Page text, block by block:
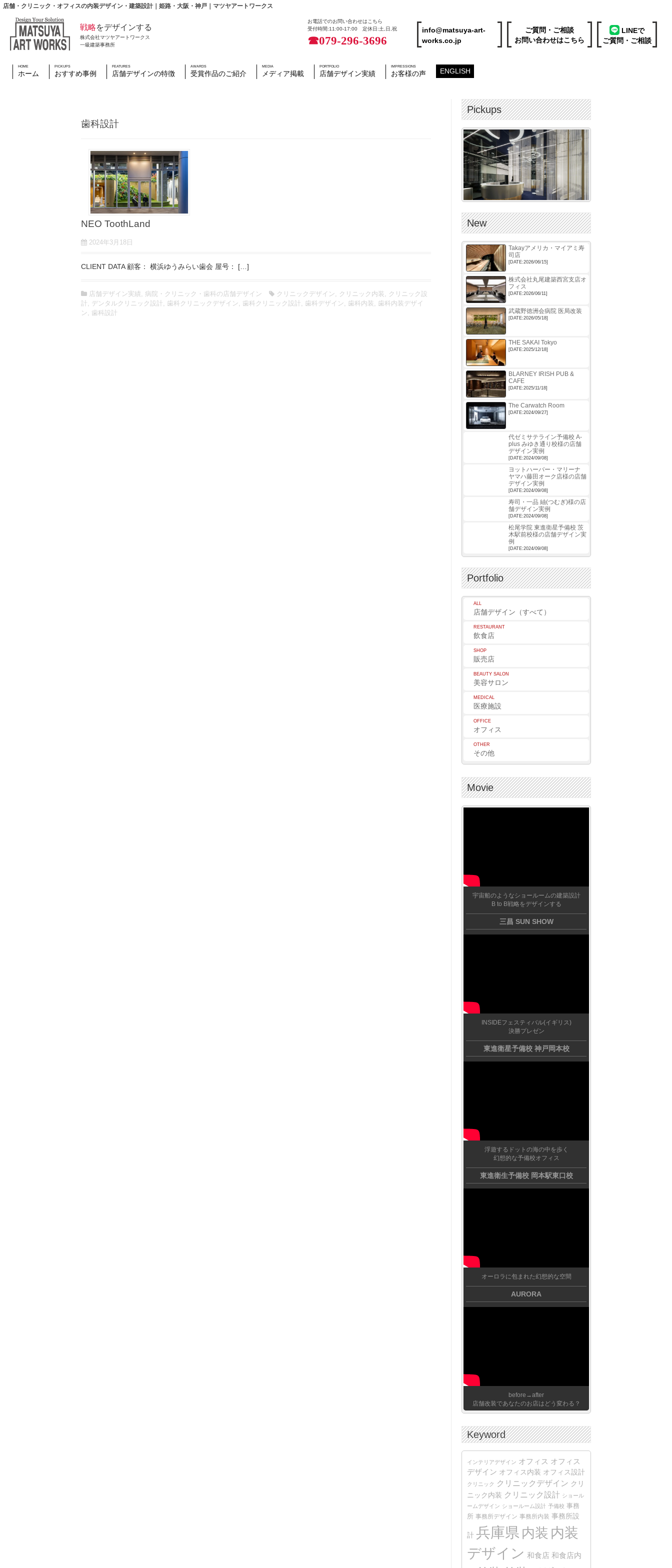
店舗・クリニック・オフィスの内装デザイン・建築設計｜姫路・大阪・神戸｜マツヤアートワークス
戦略をデザインする
株式会社マツヤアートワークス
一級建築事務所
info@matsuya-art-
works.co.jp
ご質問・ご相談
お問い合わせはこちら
LINEで
ご質問・ご相談
お電話でのお問い合わせはこちら
受付時間:11:00-17:00 定休日:土,日,祝
☎079-296-3696
HOME
ホーム
PICKUPS
おすすめ事例
FEATURES
店舗デザインの特徴
AWARDS
受賞作品のご紹介
MEDIA
メディア掲載
PORTFOLIO
店舗デザイン実績
IMPRESSIONS
お客様の声 ENGLISH
歯科設計
NEO ToothLand
2024年3月18日
CLIENT DATA 顧客： 横浜ゆうみらい歯会 屋号： […]
店舗デザイン実績 , 病院・クリニック・歯科の店舗デザイン クリニックデザイン, クリニック内装, クリニック設
計 , デンタルクリニック設計 , 歯科クリニックデザイン, 歯科クリニック設計 , 歯科デザイン, 歯科内装, 歯科内装デザイ
ン, 歯科設計
Pickups
New
Takayアメリカ・マイアミ寿
司店
[DATE:2026/06/15]
株式会社丸尾建築西宮支店オ
フィス
[DATE:2026/06/11]
武蔵野徳洲会病院 医局改装
[DATE:2026/05/18]
THE SAKAI Tokyo
[DATE:2025/12/18]
BLARNEY IRISH PUB &
CAFE
[DATE:2025/11/18]
The Carwatch Room
[DATE:2024/09/27]
代ゼミサテライン予備校 A-
plus みゆき通り校様の店舗
デザイン実例
[DATE:2024/09/08]
ヨットハーバー・マリーナ
ヤマハ藤田オーク店様の店舗
デザイン実例
[DATE:2024/09/08]
寿司・一品 紬(つむぎ)様の店
舗デザイン実例
[DATE:2024/09/08]
松尾学院 東進衛星予備校 茨
木駅前校様の店舗デザイン実
例
[DATE:2024/09/08]
Portfolio
ALL
店舗デザイン（すべて）
RESTAURANT
飲食店
SHOP
販売店
BEAUTY SALON
美容サロン
MEDICAL
医療施設
OFFICE
オフィス
OTHER
その他
Movie
宇宙船のようなショールームの建築設計
B to B戦略をデザインする
三昌 SUN SHOW
INSIDEフェスティバル(イギリス)
決勝プレゼン
東進衛星予備校 神戸岡本校
浮遊するドットの海の中を歩く
幻想的な予備校オフィス
東進衛生予備校 岡本駅東口校
オーロラに包まれた幻想的な空間
AURORA
before→after
店舗改装であなたのお店はどう変わる？
Keyword
インテリアデザイン オフィス オフィス
デザイン オフィス内装 オフィス設計
クリニック クリニックデザイン クリ
ニック内装 クリニック設計 ショール
ームデザイン ショールーム設計 予備校 事務
所 事務所デザイン 事務所内装 事務所設
計 兵庫県 内装 内装
デザイン 和食店 和食店内